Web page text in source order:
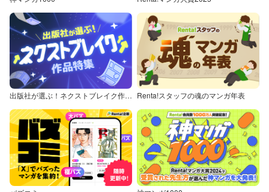
出版社が選ぶ！ネクストブレイク作品特集 Renta!スタッフの魂のマンガ年表